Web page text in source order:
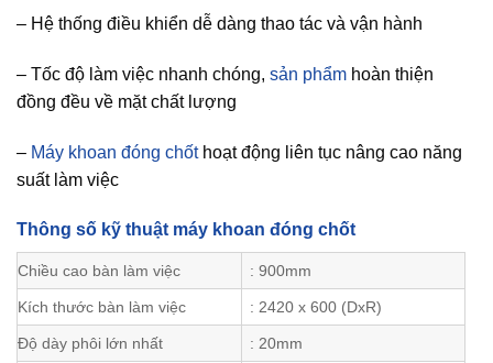
– Hệ thống điều khiển dễ dàng thao tác và vận hành
– Tốc độ làm việc nhanh chóng, sản phẩm hoàn thiện
đồng đều về mặt chất lượng
– Máy khoan đóng chốthoạt động liên tục nâng cao năng
suất làm việc
Thông số kỹ thuật máy khoan đóng chốt
Chiều cao bàn làm việc : 900mm
Kích thước bàn làm việc : 2420 x 600 (DxR)
Độ dày phôi lớn nhất : 20mm